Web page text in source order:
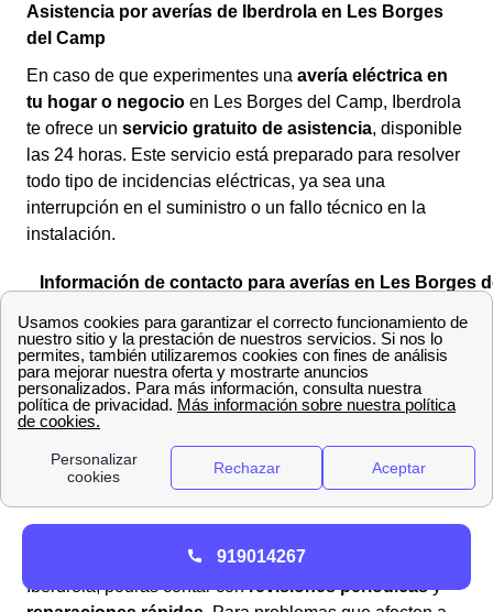
Asistencia por averías de Iberdrola en Les Borges
del Camp
En caso de que experimentes una avería eléctrica en
tu hogar o negocio en Les Borges del Camp, Iberdrola
te ofrece un servicio gratuito de asistencia, disponible
las 24 horas. Este servicio está preparado para resolver
todo tipo de incidencias eléctricas, ya sea una
interrupción en el suministro o un fallo técnico en la
instalación.
Información de contacto para averías en Les Borges
Servicio Teléfono
Teléfono de asistencia en Les
Borges del Camp
900.224.522
Averías en la red de
distribución
900.171.171
tienes contratado un servicio de mantenimiento con
Iberdrola, podrás contar conrevisiones periódicasy
919014267